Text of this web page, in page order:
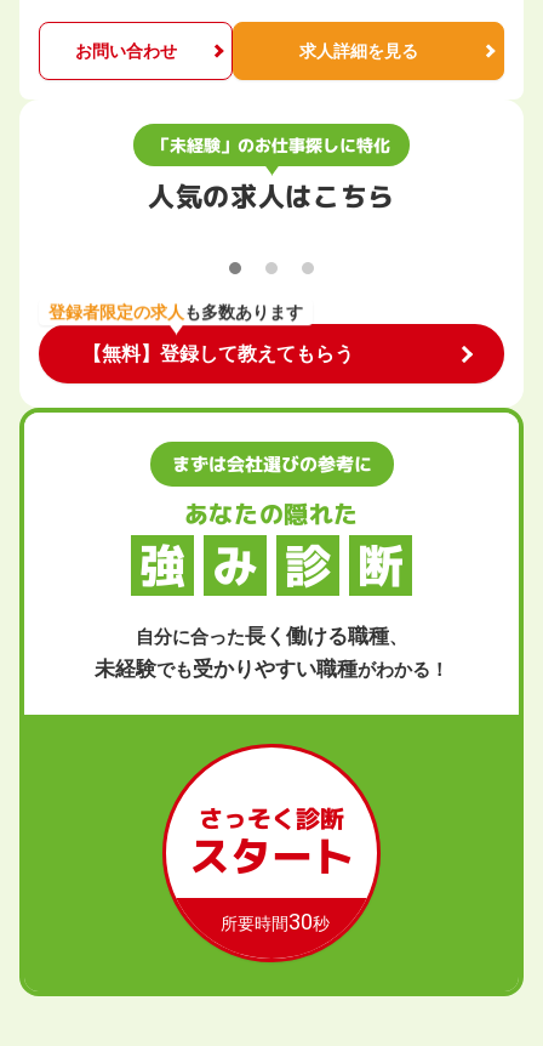
お問い合わせ 求人詳細を見る
「未経験」のお仕事探しに特化
人気の求人はこちら
登録者限定の求人も多数あります
【無料】登録して教えてもらう
まずは会社選びの参考に
あなたの隠れた
強 み 診 断
自分に合った長く働ける職種、
未経験でも受かりやすい職種がわかる！
さっそく診断
スタート
所要時間30秒